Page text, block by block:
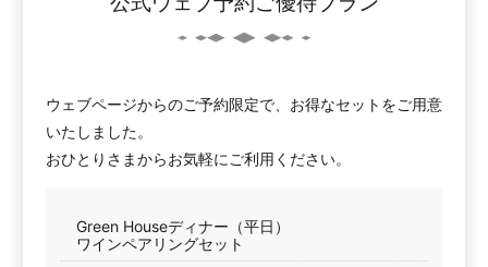
ウェブページからのご予約限定で、お得なセットをご用意
いたしました。
おひとりさまからお気軽にご利用ください。
Green Houseディナー（平日）
ワインペアリングセット